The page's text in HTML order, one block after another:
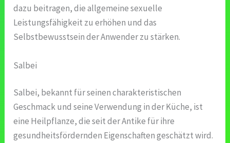
dazu beitragen, die allgemeine sexuelle
Leistungsfähigkeit zu erhöhen und das
Selbstbewusstsein der Anwender zu stärken.
Salbei
Salbei, bekannt für seinen charakteristischen
Geschmack und seine Verwendung in der Küche, ist
eine Heilpflanze, die seit der Antike für ihre
gesundheitsfördernden Eigenschaften geschätzt wird.